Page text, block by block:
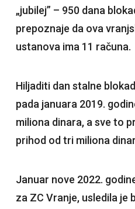
„jubilej” – 950 dana
prepoznaje da ova
ustanova ima 11 računa.
Hiljaditi dan stalne
pada januara 2019.
miliona dinara, a sve to
prihod od tri miliona
Januar nove 2022.
za ZC Vranje, usledila je